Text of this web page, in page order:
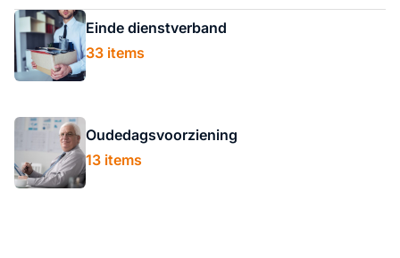
Einde dienstverband
33 items
Oudedagsvoorziening
13 items